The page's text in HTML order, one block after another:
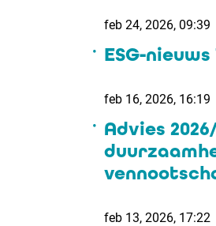
feb 24, 2026, 09:39
ESG-nieuws
feb 16, 2026, 16:19
Advies
feb 13, 2026, 17:22